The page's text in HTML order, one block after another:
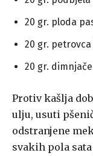
20 gr. ploda
20 gr.
20 gr.
Protiv kašlja
ulju, usuti
odstranjene
svakih pola